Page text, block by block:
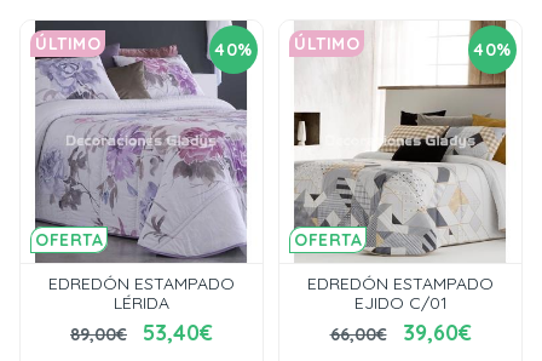
40%
OFERTA
ÚLTIMO
EDREDÓN ESTAMPADO
LÉRIDA
89,00€
53,40€
40%
OFERTA
ÚLTIMO
EDREDÓN ESTAMPADO
EJIDO C/01
66,00€
39,60€